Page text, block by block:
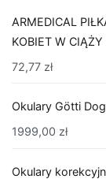
ARMEDICAL
KOBIET W
72,77 zł
Okulary Götti
1999,00 zł
Okulary